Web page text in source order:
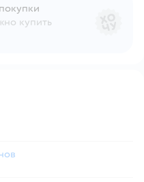
купить